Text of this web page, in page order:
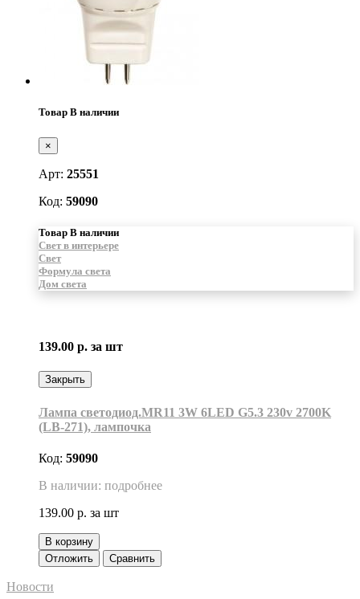
Товар В наличии
×
Арт: 25551
Код: 59090
Товар В наличии
Свет в интерьере
Свет
Формула света
Дом света
139.00 р. за шт
Закрыть
Лампа светодиод.MR11 3W 6LED G5.3 230v 2700K
(LB-271), лампочка
Код: 59090
В наличии: подробнее
139.00 р. за шт
В корзину
Отложить
Сравнить
Новости